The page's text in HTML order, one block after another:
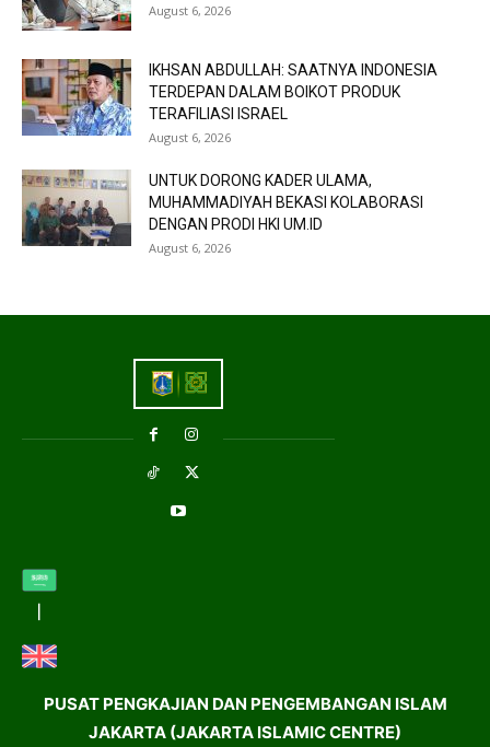
August 6, 2026
IKHSAN ABDULLAH: SAATNYA INDONESIA
TERDEPAN DALAM BOIKOT PRODUK
TERAFILIASI ISRAEL
August 6, 2026
UNTUK DORONG KADER ULAMA,
MUHAMMADIYAH BEKASI KOLABORASI
DENGAN PRODI HKI UM.ID
August 6, 2026
PUSAT PENGKAJIAN DAN PENGEMBANGAN ISLAM
JAKARTA (JAKARTA ISLAMIC CENTRE)